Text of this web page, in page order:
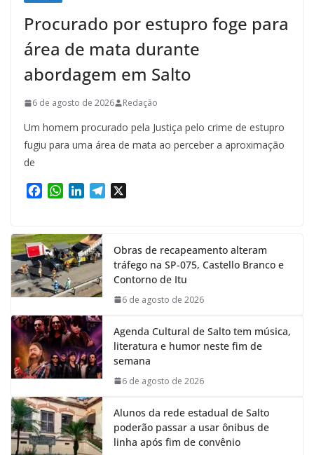
Procurado por estupro foge para
área de mata durante
abordagem em Salto
6 de agosto de 2026 Redação
Um homem procurado pela Justiça pelo crime de estupro
fugiu para uma área de mata ao perceber a aproximação
de
e
b
o
o
k
W
t
s
A
p
p
k
e
d
I
n
m
Obras de recapeamento alteram
tráfego na SP-075, Castello Branco e
Contorno de Itu
6 de agosto de 2026
Agenda Cultural de Salto tem música,
literatura e humor neste fim de
semana
6 de agosto de 2026
Alunos da rede estadual de Salto
poderão passar a usar ônibus de
linha após fim de convênio